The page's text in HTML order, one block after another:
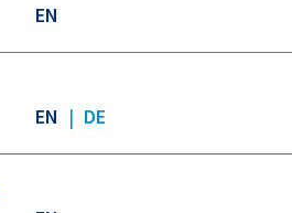
EN
EN | DE